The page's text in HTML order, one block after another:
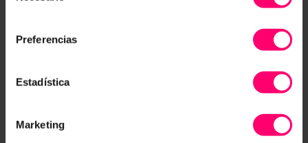
Preferencias
Estadística
Marketing
No dejar sangre en interior de la
pieza porque pueden aparecer
porque si no aparecerán los defectos
de colores con “halos de nitrificación”